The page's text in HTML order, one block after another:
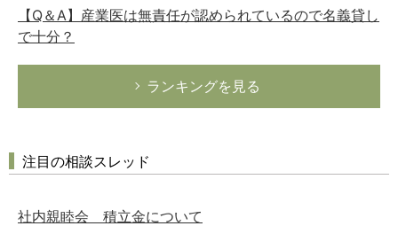
【Q＆A】産業医は無責任が認められているので名義貸し
で十分？
ランキングを見る
注目の相談スレッド
社内親睦会 積立金について